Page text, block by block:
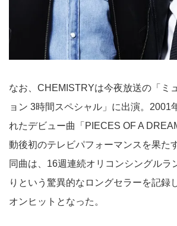
なお、CHEMISTRYは今夜放送の「ミ
ョン 3時間スペシャル」に出演。2001
れたデビュー曲「PIECES OF A
動後初のテレビパフォーマンスを果たす
同曲は、16週連続オリコンシングルラ
りという驚異的なロングセラーを記録
オンヒットとなった。